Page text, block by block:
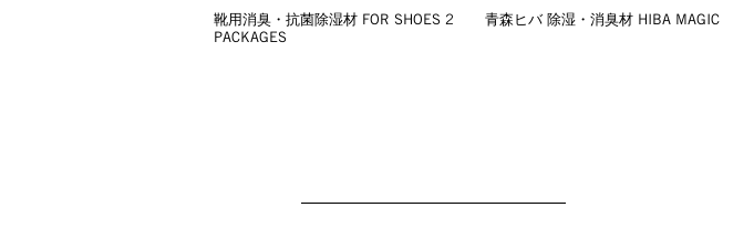
靴用消臭・抗菌除湿材 FOR SHOES 2
PACKAGES
青森ヒバ 除湿・消臭材 HIBA MAGIC